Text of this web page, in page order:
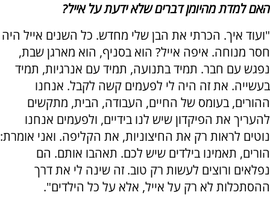
האם למדת מהיומן דברים שלא ידעת על אייל?
"ועוד איך. הכרתי את הבן שלי מחדש. כל השנים אייל היה
חסר מנוחה. איפה אייל? הוא בסניף, הוא מארגן שבת,
נפגש עם חבר. תמיד בתנועה, תמיד עם אנרגיות, תמיד
בעשייה. את זה היה לי לפעמים קשה לקבל. אנחנו
ההורים, בעומס של החיים, העבודה, הבית, מתקשים
להעריך את הפיקדון שיש לנו בידיים, ולפעמים אנחנו
נוטים לראות רק את החיצוניות, את הקליפה. ואני אומרת:
הורים, תאמינו בילדים שיש לכם. תאהבו אותם. הם
נפלאים ורוצים לעשות רק טוב. זה שינה לי את דרך
ההסתכלות לא רק על אייל, אלא על כל הילדים".